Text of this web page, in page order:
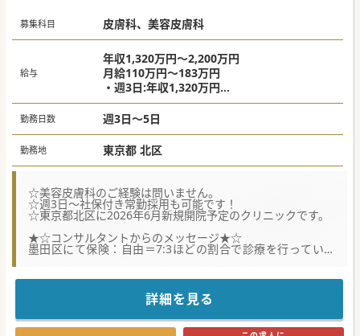
募集科目 皮膚科、美容皮膚科
給与
年収1,320万円～2,200万円
月給110万円～183万円
・週3日:年収1,320万円
・週4日:年収1,760万円
・週5日:年収2,200万円
勤務日数 週3日～5日
勤務地 東京都 北区
☆美容皮膚科のご経験は問いません。
☆週3日～社保付き常勤採用も可能です！
☆東京都北区に2026年6月新規開院予定のクリニックです。
★☆コンサルタントからのメッセージ★☆
墨田区にて保険：自由＝7:3ほどの割合で診療を行っている
法人が新規開設するクリニックでの院長職募集になります。
が整っており、
都内の皮膚科クリニックとしては早めの診療時間終了且つ、
土日祝休みの為、家庭との両立も可能です。
院長職にご興味を持っていただける先生からのご応募お待ち
しております。
詳細を見る